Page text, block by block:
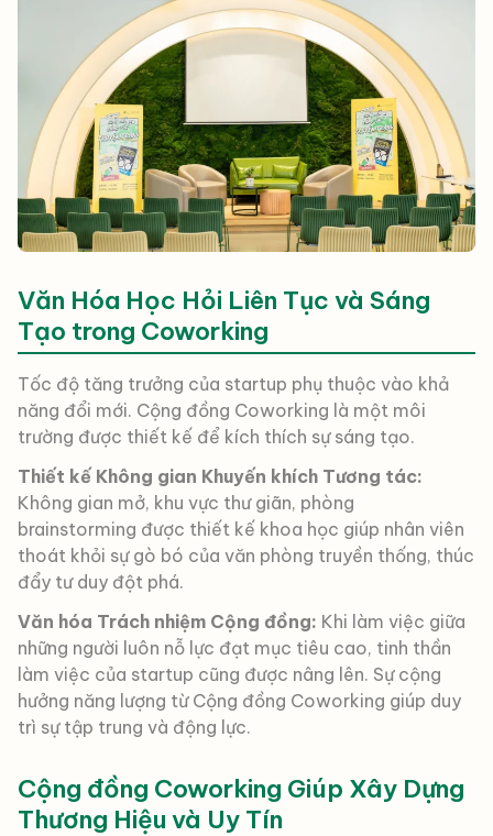
Văn Hóa Học Hỏi Liên Tục và Sáng
Tạo trong Coworking
Tốc độ tăng trưởng của startup phụ thuộc vào khả
năng đổi mới. Cộng đồng Coworking là một môi
trường được thiết kế để kích thích sự sáng tạo.
Thiết kế Không gian Khuyến khích Tương tác:
Không gian mở, khu vực thư giãn, phòng
brainstorming được thiết kế khoa học giúp nhân viên
thoát khỏi sự gò bó của văn phòng truyền thống, thúc
đẩy tư duy đột phá.
Văn hóa Trách nhiệm Cộng đồng: Khi làm việc giữa
những người luôn nỗ lực đạt mục tiêu cao, tinh thần
làm việc của startup cũng được nâng lên. Sự cộng
hưởng năng lượng từ Cộng đồng Coworking giúp duy
trì sự tập trung và động lực.
Cộng đồng Coworking Giúp Xây Dựng
Thương Hiệu và Uy Tín